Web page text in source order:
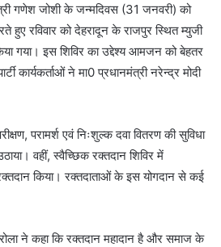
गणेश जोशी के जन्मदिवस (31 जनवरी) को
हुए रविवार को देहरादून के राजपुर स्थित म्युजी
गया। इस शिविर का उद्देश्य आमजन को बेहतर
कार्यकर्ताओं ने मा0 प्रधानमंत्री नरेन्द्र मोदी
परामर्श एवं निःशुल्क दवा वितरण की सुविधा
वहीं, स्वैच्छिक रक्तदान शिविर में
किया। रक्तदाताओं के इस योगदान से कई
ने कहा कि रक्तदान महादान है और समाज के